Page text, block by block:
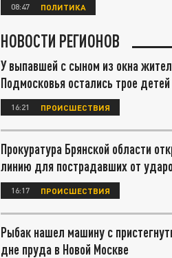
08:47 ПОЛИТИКА
НОВОСТИ РЕГИОНОВ
У выпавшей с сыном из окна
Подмосковья остались трое детей
16:21 ПРОИСШЕСТВИЯ
Прокуратура Брянской области
линию для пострадавших от
16:17 ПРОИСШЕСТВИЯ
Рыбак нашел машину с
дне пруда в Новой Москве